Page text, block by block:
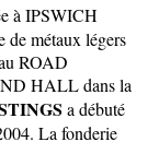
à IPSWICH
métaux légers
ROAD
HALL dans la
a débuté
La fonderie